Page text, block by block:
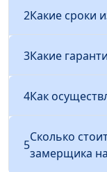
2Какие сроки
3Какие
4Как
5
Сколько
замерщика